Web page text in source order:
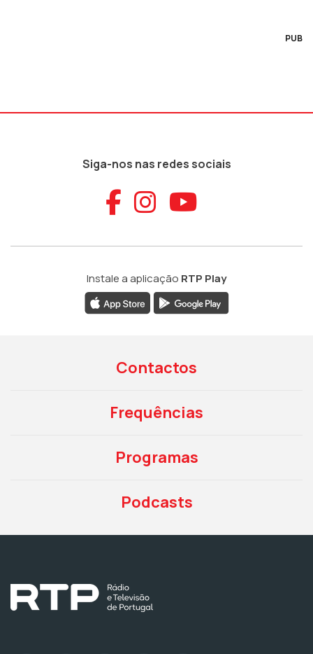
PUB
Siga-nos nas redes sociais
Aceder ao
Aceder ao
Aceder
Instale a aplicação RTP Play
Contactos
Frequências
Programas
Podcasts